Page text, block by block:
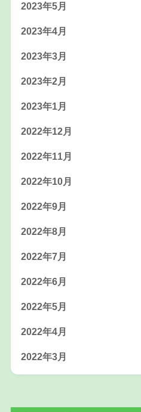
2023年5月
2023年4月
2023年3月
2023年2月
2023年1月
2022年12月
2022年11月
2022年10月
2022年9月
2022年8月
2022年7月
2022年6月
2022年5月
2022年4月
2022年3月